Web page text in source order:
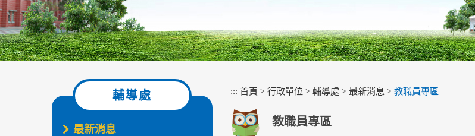
:::
輔導處
最新消息
::: 首頁 > 行政單位 > 輔導處 > 最新消息 > 教職員專區
教職員專區